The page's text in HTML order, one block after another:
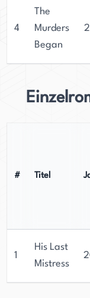
4
The
Murders
Began
# Titel
1
His Last
Mistress